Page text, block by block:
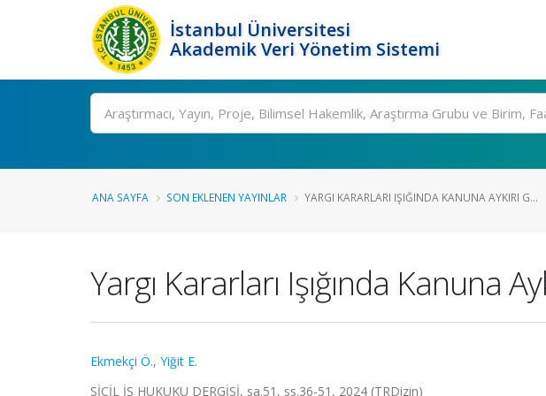
İstanbul Üniversitesi
Akademik Veri Yönetim Sistemi
Ara
ANA SAYFA SON EKLENEN YAYINLAR YARGI KARARLARI IŞIĞINDA KANUNA AYKIRI G...
Yargı Kararları Işığında Kanuna
Ekmekçi Ö., Yiğit E.
SİCİL İŞ HUKUKU DERGİSİ, sa.51, ss.36-51, 2024 (TRDizin)